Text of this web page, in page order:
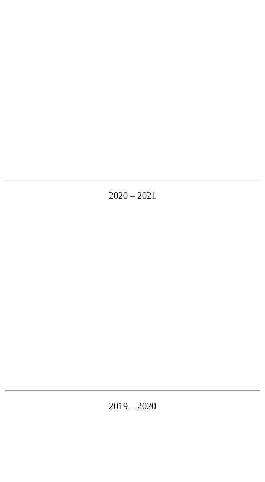
2020 – 2021
2019 – 2020